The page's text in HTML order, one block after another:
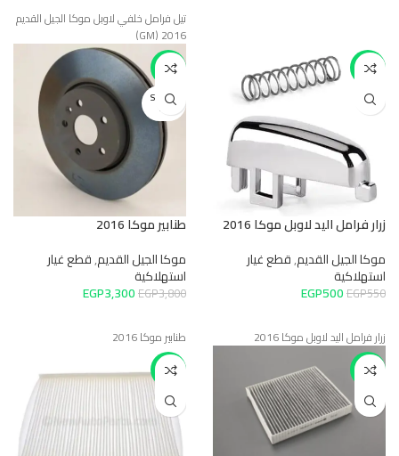
تيل فرامل خلفي لاوبل موكا الجيل القديم
2016 (GM)
-9%
زرار فرامل اليد لاوبل موكا 2016
موكا الجيل القديم,قطع غيار
استهلاكية
EGP550
EGP500
زرار فرامل اليد لاوبل موكا 2016
-13%
SOLD O
UT
طنابير موكا 2016
موكا الجيل القديم,قطع غيار
استهلاكية
EGP3,800
EGP3,300
طنابير موكا 2016
-27%
-24%